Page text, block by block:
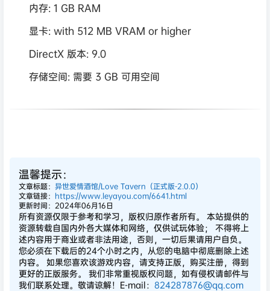
内存: 1 GB RAM
显卡: with 512 MB VRAM or higher
DirectX 版本: 9.0
存储空间: 需要 3 GB 可用空间
温馨提示：
文章标题： 异世爱情酒馆/Love Tavern（正式版-2.0.0）
文章链接： https://www.leyayou.com/6641.html
更新时间：2024年06月16日
所有资源仅限于参考和学习，版权归原作者所有。 本站提供的
资源转载自国内外各大媒体和网络，仅供试玩体验； 不得将上
述内容用于商业或者非法用途，否则，一切后果请用户自负。
您必须在下载后的24个小时之内，从您的电脑中彻底删除上述
内容。 如果您喜欢该游戏内容，请支持正版，购买注册，得到
更好的正版服务。 我们非常重视版权问题，如有侵权请邮件与
我们联系处理。敬请谅解！E-mail： 824287876@qq.com